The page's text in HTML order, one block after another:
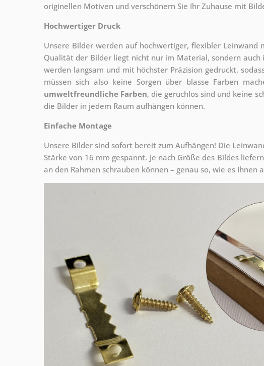
originellen Motiven und verschönern Sie Ihr Zuhause mit
Hochwertiger Druck
Unsere Bilder werden auf hochwertiger, flexibler Leinwand
Qualität der Bilder liegt nicht nur im Material, sondern
werden langsam und mit höchster Präzision gedruckt,
müssen sich also keine Sorgen über blasse Farben
umweltfreundliche Farben, die geruchlos sind und keine
die Bilder in jedem Raum aufhängen können.
Einfache Montage
Unsere Bilder sind sofort bereit zum Aufhängen! Die
Stärke von 16 mm gespannt. Je nach Größe des Bildes
an den Rahmen schrauben können – genau so, wie es Ihnen